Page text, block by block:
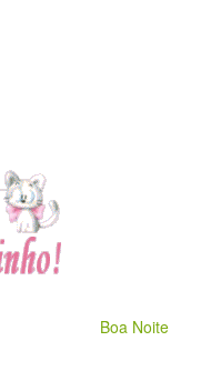
Boa Noite